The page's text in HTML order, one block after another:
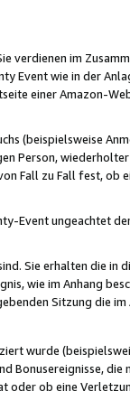
verdienen im
Event wie in der
einer Amazon-
(beispielsweise
Person,
Fall zu Fall fest, ob
Event ungeachtet
Sie erhalten die in
wie im Anhang
Sitzung die im
wurde
Bonusereignisse, die
oder ob eine